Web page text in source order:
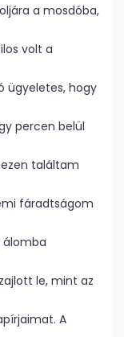
a mosdóba,
volt a
ügyeletes, hogy
percen belül
találtam
fáradtságom
le, mint az
A